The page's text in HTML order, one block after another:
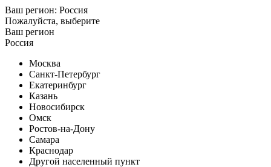
Ваш регион: Россия
Пожалуйста, выберите
Ваш регион
Россия
Москва
Санкт-Петербург
Екатеринбург
Казань
Новосибирск
Омск
Ростов-на-Дону
Самара
Краснодар
Другой населенный пункт